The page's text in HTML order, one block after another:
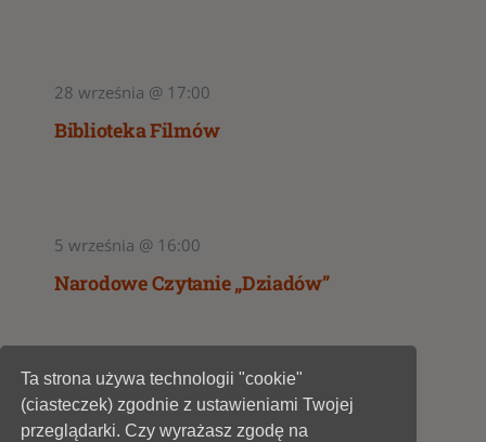
28 września @ 17:00
Biblioteka Filmów
5 września @ 16:00
Narodowe Czytanie „Dziadów”
1
Ta strona używa technologii "cookie"
(ciasteczek) zgodnie z ustawieniami Twojej
przeglądarki. Czy wyrażasz zgodę na